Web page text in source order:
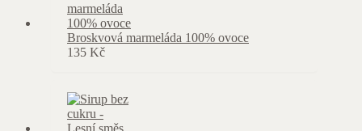
Broskvová marmeláda 100% ovoce
135 Kč